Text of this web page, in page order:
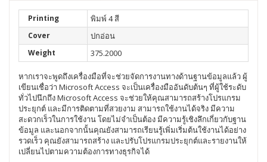
Printing พิมพ์ 4 สี
Cover ปกอ่อน
Weight 375.2000
หากเราจะพูดถึงเครื่องมือที่จะช่วยจัดการงานทางด้านฐานข้อมูลแล้ว ผู้
เขียนเชื่อว่า Microsoft Access จะเป็นเครื่องมืออันดับต้นๆ ที่ผู้ใช้ระดับ
ทั่วไปนึกถึง Microsoft Access จะช่วยให้คุณสามารถสร้างโปรแกรม
ประยุกต์ และมีการติดตามที่สวยงาม สามารถใช้งานได้จริง มีความ
สะดวกเร็วในการใช้งาน โดยไม่จำเป็นต้อง มีความรู้เชิงลึกเกี่ยวกับฐาน
ข้อมูล และนอกจากนั้นคุณยังสามารถเรียนรู้เพิ่มเริ่มต้นใช้งานได้อย่าง
รวดเร็ว คุณยังสามารถสร้าง และปรับโปรแกรมประยุกต์และรายงานให้
เปลี่ยนไปตามความต้องการทางธุรกิจได้